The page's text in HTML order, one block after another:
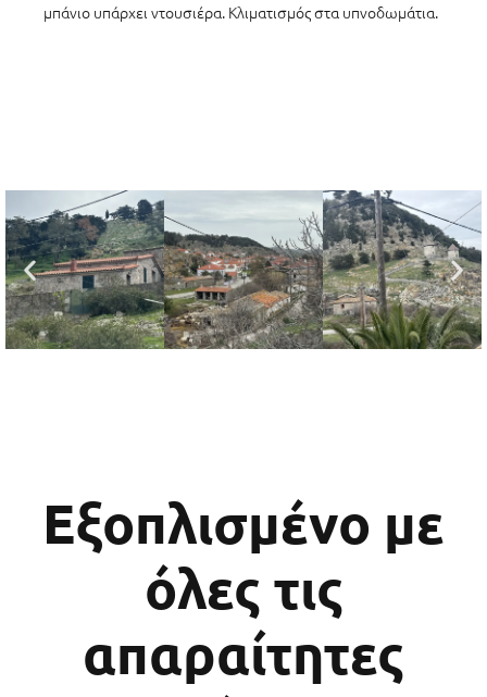
μπάνιο υπάρχει ντουσιέρα. Κλιματισμός στα υπνοδωμάτια.
Εξοπλισμένο με
όλες τις
απαραίτητες